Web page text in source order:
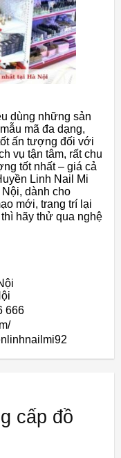
dùng những sản
mã đa dạng,
ấn tượng đối với
vụ tận tâm, rất chu
tốt nhất – giá cả
Linh Nail Mi
dành cho
mới, trang trí lại
hãy thử qua nghệ
666
cấp đồ